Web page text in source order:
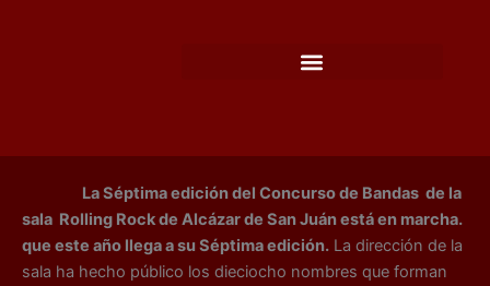
La Séptima edición del Concurso de Bandas de la
sala Rolling Rock de Alcázar de San Juán está en marcha.
que este año llega a su Séptima edición. La dirección de la
sala ha hecho público los dieciocho nombres que forman